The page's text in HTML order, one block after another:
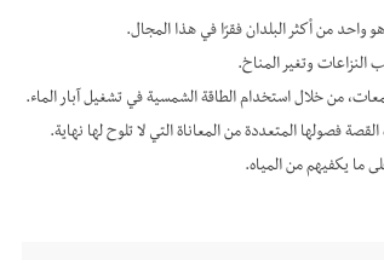
من أكثر البلدان فقرًا في هذا المجال.
النزاعات وتغير المناخ.
من خلال استخدام الطاقة الشمسية في تشغيل آبار الماء.
فصولها المتعددة من المعاناة التي لا تلوح لها نهاية.